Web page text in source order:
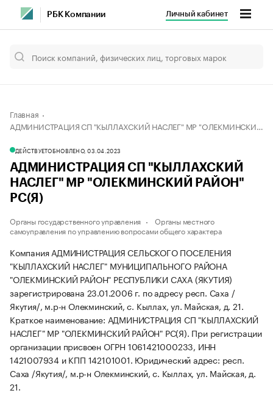
РБК Компании Личный кабинет
Главная
АДМИНИСТРАЦИЯ СП "КЫЛЛАХСКИЙ НАСЛЕГ" МР "ОЛЕКМИНСКИЙ РАЙОН" РС(Я)
ДЕЙСТВУЕТОБНОВЛЕНО, 03.04.2023
АДМИНИСТРАЦИЯ СП "КЫЛЛАХСКИЙ
НАСЛЕГ" МР "ОЛЕКМИНСКИЙ РАЙОН"
РС(Я)
Органы государственного управления
Органы местного
самоуправления по управлению вопросами общего характера
Компания АДМИНИСТРАЦИЯ СЕЛЬСКОГО ПОСЕЛЕНИЯ
"КЫЛЛАХСКИЙ НАСЛЕГ" МУНИЦИПАЛЬНОГО РАЙОНА
"ОЛЕКМИНСКИЙ РАЙОН" РЕСПУБЛИКИ САХА (ЯКУТИЯ)
зарегистрирована 23.01.2006 г. по адресу респ. Саха /
Якутия/, м.р-н Олекминский, с. Кыллах, ул. Майская, д. 21.
Краткое наименование: АДМИНИСТРАЦИЯ СП "КЫЛЛАХСКИЙ
НАСЛЕГ" МР "ОЛЕКМИНСКИЙ РАЙОН" РС(Я). При регистрации
организации присвоен ОГРН 1061421000233, ИНН
1421007934 и КПП 142101001. Юридический адрес: респ.
Саха /Якутия/, м.р-н Олекминский, с. Кыллах, ул. Майская, д.
21.